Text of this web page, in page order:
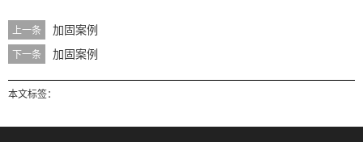
上一条 加固案例
下一条 加固案例
本文标签：